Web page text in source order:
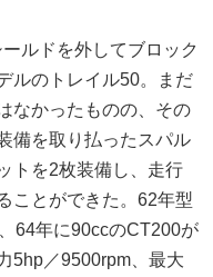
ルドを外してブロック
ルのトレイル50。まだ
なかったものの、その
備を取り払ったスパル
トを2枚装備し、走行
ことができた。62年型
64年に90ccのCT200が
5hp／9500rpm、最大